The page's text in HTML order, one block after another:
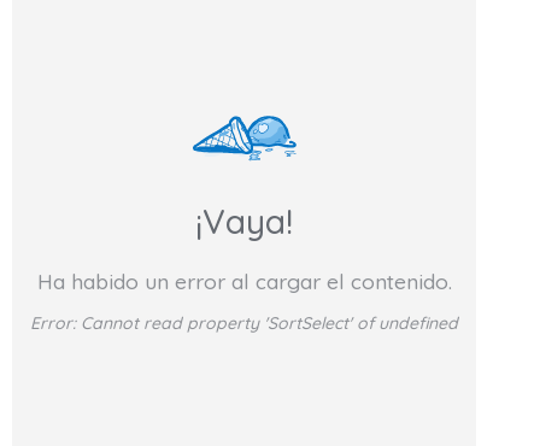
¡Vaya!
Ha habido un error al cargar el contenido.
Error: Cannot read property 'SortSelect' of undefined